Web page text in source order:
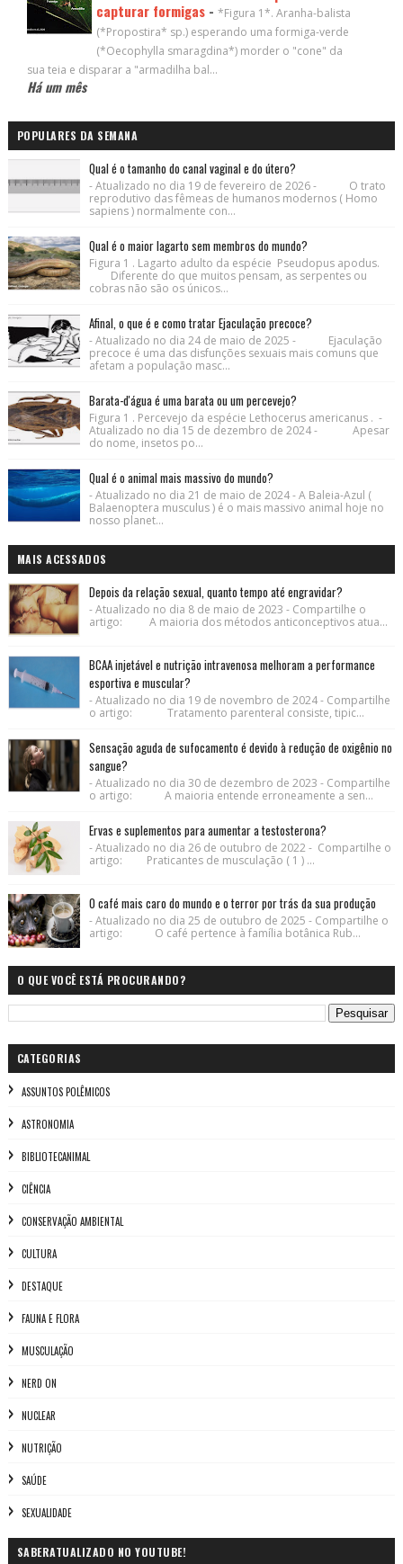
capturar formigas - *Figura 1*. Aranha-balista
(*Propostira* sp.) esperando uma formiga-verde
(*Oecophylla smaragdina*) morder o "cone" da
sua teia e disparar a "armadilha bal...
Há um mês
POPULARES DA SEMANA
Qual é o tamanho do canal vaginal e do útero?
- Atualizado no dia 19 de fevereiro de 2026 - O trato
reprodutivo das fêmeas de humanos modernos ( Homo
sapiens ) normalmente con...
Qual é o maior lagarto sem membros do mundo?
Figura 1 . Lagarto adulto da espécie Pseudopus apodus.
Diferente do que muitos pensam, as serpentes ou
cobras não são os únicos...
Afinal, o que é e como tratar Ejaculação precoce?
- Atualizado no dia 24 de maio de 2025 - Ejaculação
precoce é uma das disfunções sexuais mais comuns que
afetam a população masc...
Barata-d'água é uma barata ou um percevejo?
Figura 1 . Percevejo da espécie Lethocerus americanus . -
Atualizado no dia 15 de dezembro de 2024 - Apesar
do nome, insetos po...
Qual é o animal mais massivo do mundo?
- Atualizado no dia 21 de maio de 2024 - A Baleia-Azul (
Balaenoptera musculus ) é o mais massivo animal hoje no
nosso planet...
MAIS ACESSADOS
Depois da relação sexual, quanto tempo até engravidar?
- Atualizado no dia 8 de maio de 2023 - Compartilhe o
artigo: A maioria dos métodos anticonceptivos atua...
BCAA injetável e nutrição intravenosa melhoram a performance
esportiva e muscular?
- Atualizado no dia 19 de novembro de 2024 - Compartilhe
o artigo: Tratamento parenteral consiste, tipic...
Sensação aguda de sufocamento é devido à redução de oxigênio no
sangue?
- Atualizado no dia 30 de dezembro de 2023 - Compartilhe
o artigo: A maioria entende erroneamente a sen...
Ervas e suplementos para aumentar a testosterona?
- Atualizado no dia 26 de outubro de 2022 - Compartilhe o
artigo: Praticantes de musculação ( 1 ) ...
O café mais caro do mundo e o terror por trás da sua produção
- Atualizado no dia 25 de outubro de 2025 - Compartilhe o
artigo: O café pertence à família botânica Rub...
O QUE VOCÊ ESTÁ PROCURANDO?
CATEGORIAS
ASSUNTOS POLÊMICOS
ASTRONOMIA
BIBLIOTECANIMAL
CIÊNCIA
CONSERVAÇÃO AMBIENTAL
CULTURA
DESTAQUE
FAUNA E FLORA
MUSCULAÇÃO
NERD ON
NUCLEAR
NUTRIÇÃO
SAÚDE
SEXUALIDADE
SABERATUALIZADO NO YOUTUBE!